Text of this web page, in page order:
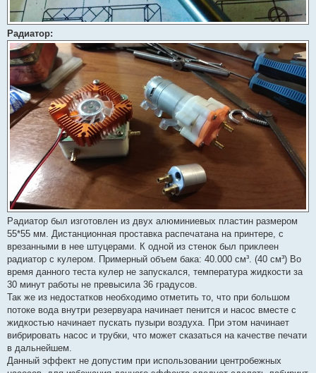
Радиатор:
Радиатор был изготовлен из двух алюминиевых пластин размером
55*55 мм. Дистанционная проставка распечатана на принтере, с
врезанными в нее штуцерами. К одной из стенок был приклеен
радиатор с кулером. Примерный объем бака: 40.000 см³. (40 см³) Во
время данного теста кулер не запускался, температура жидкости за
30 минут работы не превысила 36 градусов.
Так же из недостатков необходимо отметить то, что при большом
потоке вода внутри резервуара начинает пенится и насос вместе с
жидкостью начинает пускать пузыри воздуха. При этом начинает
вибрировать насос и трубки, что может сказаться на качестве печати
в дальнейшем.
Данный эффект не допустим при использовании центробежных